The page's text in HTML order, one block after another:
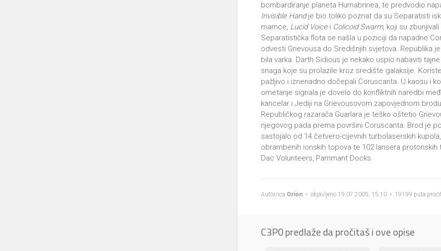
bombardiranje planeta Humabrinea, te predvodio
Invisible Handje bio toliko poznat da su Separatisti
mamce, Lucid Voicei Colicoid Swarm, koji su
Separatistička flota se našla u poziciji da napadne
odvesti Grievousa do Središnjih svjetova. Republika
bila varka. Darth Sidious je nekako uspio nabaviti
snaga koje su prolazile kroz središte galaksije.
pažljivo i iznenadno dočepali Coruscanta. U kaosu i
ometanje signala je dovelo do konfliktnih naredbi
kancelar i Jediji na Grievousovom zapovjednom
Republičkog razarača Guarlara je teško oštetio
njegovog pada prema površini Coruscanta. Brod je
sastojalo od 14 četvero-cijevnih turbolaserskih
obrambenih ionskih topova te 102 lansera
Dac Volunteers, Pammant Docks
Autor/ica Orion • objavljeno 19.07.2005, 15:10 • 19199 puta
C3P0 predlaže da pročitaš i ove opise